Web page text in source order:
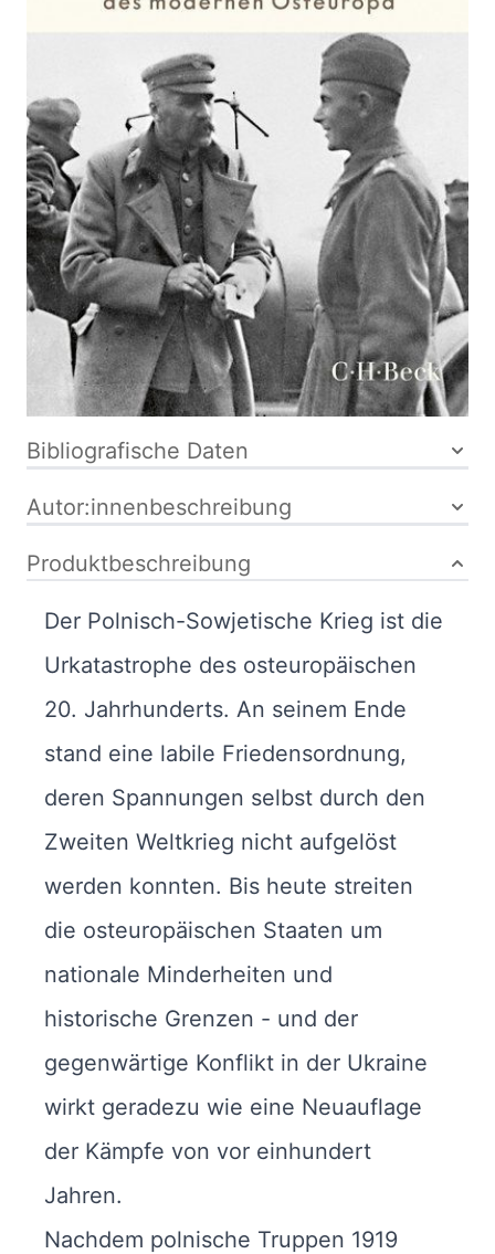
Der Polnisch-Sowjetische Krieg 1919/1921 und die
Entstehung des modernen Osteuropa
VonStephan Lehnstaedt
Verlag: C. H.
Beck
28.08.2019
Buch
221 Seiten
Paperback
ISBN: 978-3-
406-74022-0
Bibliografische Daten
Autor:innenbeschreibung
Produktbeschreibung
Der Polnisch-Sowjetische Krieg ist die
Urkatastrophe des osteuropäischen
20. Jahrhunderts. An seinem Ende
stand eine labile Friedensordnung,
deren Spannungen selbst durch den
Zweiten Weltkrieg nicht aufgelöst
werden konnten. Bis heute streiten
die osteuropäischen Staaten um
nationale Minderheiten und
historische Grenzen - und der
gegenwärtige Konflikt in der Ukraine
wirkt geradezu wie eine Neuauflage
der Kämpfe von vor einhundert
Jahren.
Nachdem polnische Truppen 1919